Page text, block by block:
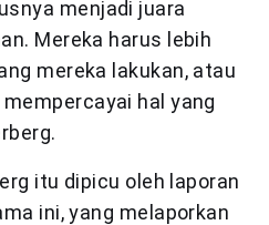
menjadi juara
Mereka harus lebih
mereka lakukan, atau
hal yang
itu dipicu oleh laporan
ini, yang melaporkan